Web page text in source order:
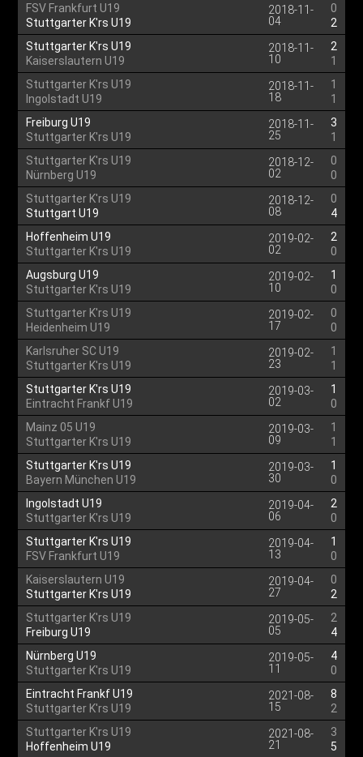
FSV Frankfurt U19
Stuttgarter K'rs U19
2018-11-
04
0
2
Stuttgarter K'rs U19
Kaiserslautern U19
2018-11-
10
2
1
Stuttgarter K'rs U19
Ingolstadt U19
2018-11-
18
1
1
Freiburg U19
Stuttgarter K'rs U19
2018-11-
25
3
1
Stuttgarter K'rs U19
Nürnberg U19
2018-12-
02
0
0
Stuttgarter K'rs U19
Stuttgart U19
2018-12-
08
0
4
Hoffenheim U19
Stuttgarter K'rs U19
2019-02-
02
2
0
Augsburg U19
Stuttgarter K'rs U19
2019-02-
10
1
0
Stuttgarter K'rs U19
Heidenheim U19
2019-02-
17
0
0
Karlsruher SC U19
Stuttgarter K'rs U19
2019-02-
23
1
1
Stuttgarter K'rs U19
Eintracht Frankf U19
2019-03-
02
1
0
Mainz 05 U19
Stuttgarter K'rs U19
2019-03-
09
1
1
Stuttgarter K'rs U19
Bayern München U19
2019-03-
30
1
0
Ingolstadt U19
Stuttgarter K'rs U19
2019-04-
06
2
0
Stuttgarter K'rs U19
FSV Frankfurt U19
2019-04-
13
1
0
Kaiserslautern U19
Stuttgarter K'rs U19
2019-04-
27
0
2
Stuttgarter K'rs U19
Freiburg U19
2019-05-
05
2
4
Nürnberg U19
Stuttgarter K'rs U19
2019-05-
11
4
0
Eintracht Frankf U19
Stuttgarter K'rs U19
2021-08-
15
8
2
Stuttgarter K'rs U19
Hoffenheim U19
2021-08-
21
3
5